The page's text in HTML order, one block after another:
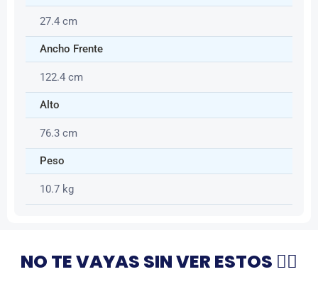
27.4 cm
Ancho Frente
122.4 cm
Alto
76.3 cm
Peso
10.7 kg
NO TE VAYAS SIN VER ESTOS 👇🏻